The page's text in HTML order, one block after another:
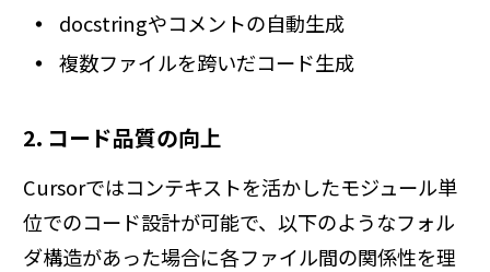
docstringやコメントの自動生成
複数ファイルを跨いだコード生成
2. コード品質の向上
Cursorではコンテキストを活かしたモジュール単
位でのコード設計が可能で、以下のようなフォル
ダ構造があった場合に各ファイル間の関係性を理